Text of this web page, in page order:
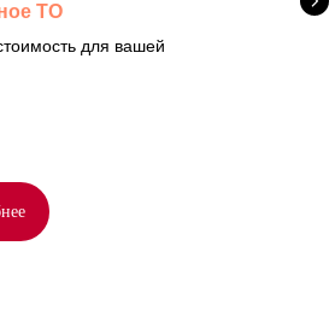
ТО
для вашей